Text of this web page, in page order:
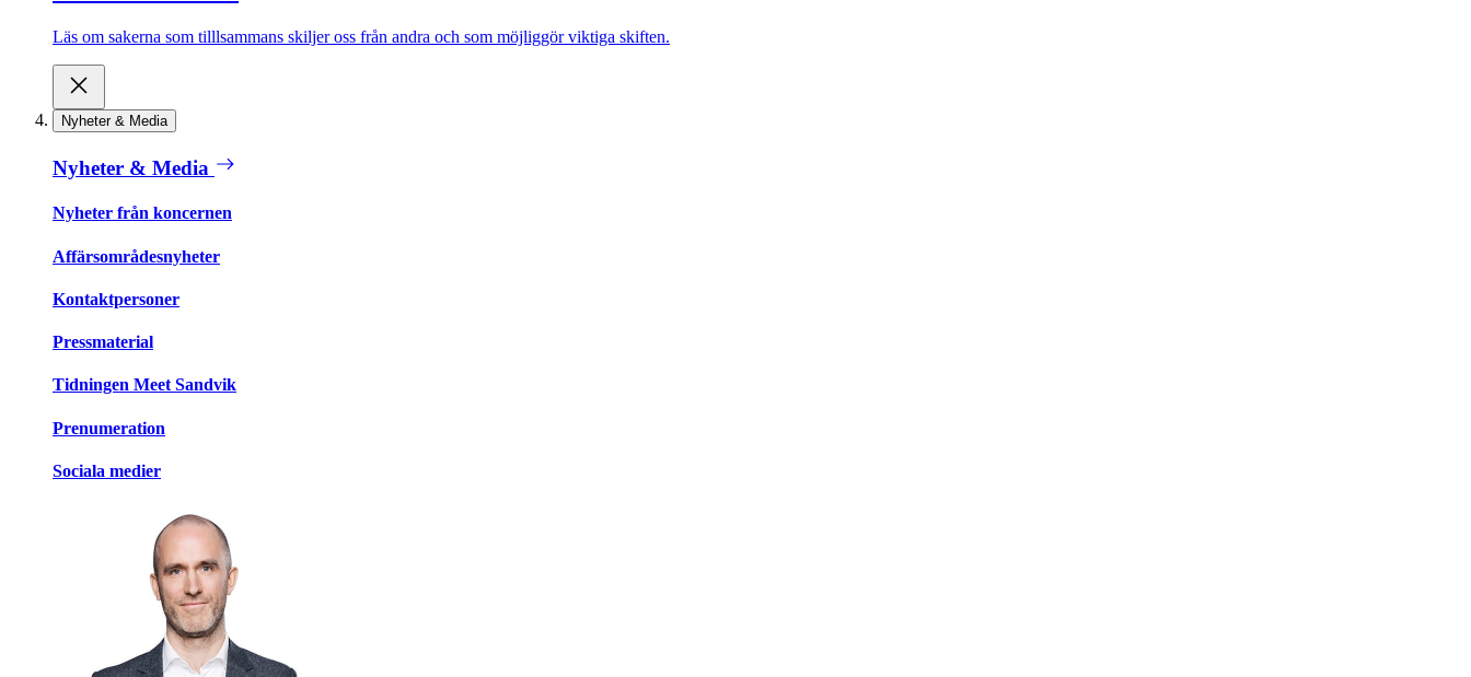
Läs om sakerna som tilllsammans skiljer oss från andra och som möjliggör viktiga skiften.
Nyheter & Media
Nyheter & Media
Nyheter från koncernen
Affärsområdesnyheter
Kontaktpersoner
Pressmaterial
Tidningen Meet Sandvik
Prenumeration
Sociala medier